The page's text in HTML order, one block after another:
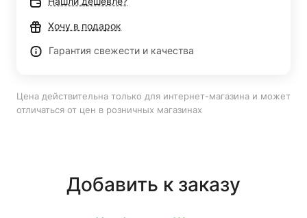
Хочу в подарок
Гарантия свежести и качества
Цена действительна только для интернет-магазина и может
отличаться от цен в розничных магазинах
Добавить к заказу